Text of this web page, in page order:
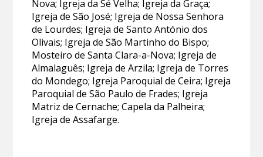
Nova; Igreja da Sé Velha; Igreja da Graça;
Igreja de São José; Igreja de Nossa Senhora
de Lourdes; Igreja de Santo António dos
Olivais; Igreja de São Martinho do Bispo;
Mosteiro de Santa Clara-a-Nova; Igreja de
Almalaguês; Igreja de Arzila; Igreja de Torres
do Mondego; Igreja Paroquial de Ceira; Igreja
Paroquial de São Paulo de Frades; Igreja
Matriz de Cernache; Capela da Palheira;
Igreja de Assafarge.